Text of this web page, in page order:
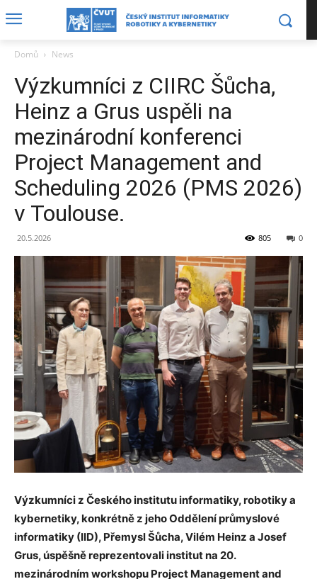
Domů News
Výzkumníci z CIIRC Šůcha,
Heinz a Grus uspěli na
mezinárodní konferenci
Project Management and
Scheduling 2026 (PMS 2026)
v Toulouse.
20.5.2026 0
805
Výzkumníci z Českého institutu informatiky, robotiky a
kybernetiky, konkrétně z jeho Oddělení průmyslové
informatiky (IID), Přemysl Šůcha, Vilém Heinz a Josef
Grus, úspěšně reprezentovali institut na 20.
mezinárodním workshopu Project Management and